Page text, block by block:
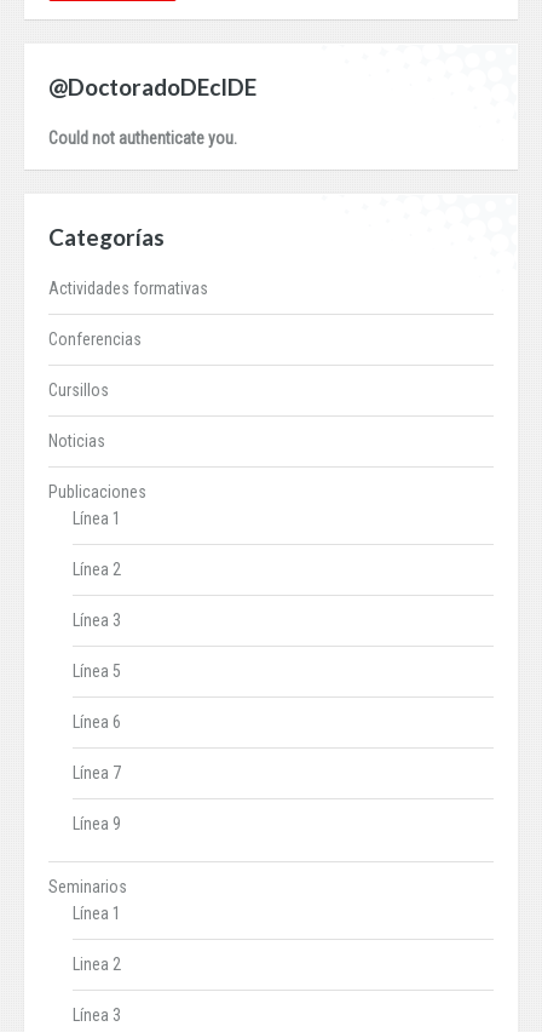
@DoctoradoDEcIDE
Could not authenticate you.
Categorías
Actividades formativas
Conferencias
Cursillos
Noticias
Publicaciones
Línea 1
Línea 2
Línea 3
Línea 5
Línea 6
Línea 7
Línea 9
Seminarios
Línea 1
Linea 2
Línea 3